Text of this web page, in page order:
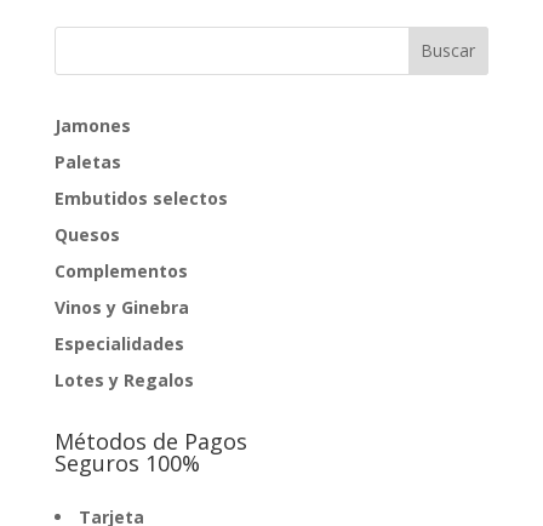
era:
es:
Jamones
Paletas
Embutidos selectos
Quesos
Complementos
Vinos y Ginebra
Especialidades
Lotes y Regalos
Métodos de Pagos
Seguros 100%
Tarjeta